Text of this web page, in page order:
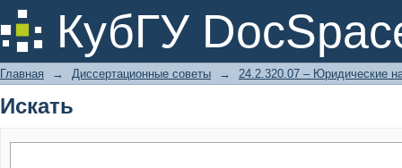
КубГУ
Искать
Главная → Диссертационные советы → 24.2.320.07 – Юридические
Искать